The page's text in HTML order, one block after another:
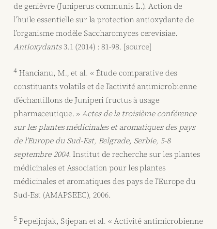
de genièvre (Juniperus communis L.). Action de
l’huile essentielle sur la protection antioxydante de
l’organisme modèle Saccharomyces cerevisiae.
Antioxydants3.1 (2014) : 81-98. [source]
4Hancianu, M., et al. « Étude comparative des
constituants volatils et de l’activité antimicrobienne
d’échantillons de Juniperi fructus à usage
pharmaceutique. »Actes de la troisième conférence
sur les plantes médicinales et aromatiques des pays
de l’Europe du Sud-Est, Belgrade, Serbie, 5-8
septembre 2004. Institut de recherche sur les plantes
médicinales et Association pour les plantes
médicinales et aromatiques des pays de l’Europe du
Sud-Est (AMAPSEEC), 2006.
5Pepeljnjak, Stjepan et al. « Activité antimicrobienne